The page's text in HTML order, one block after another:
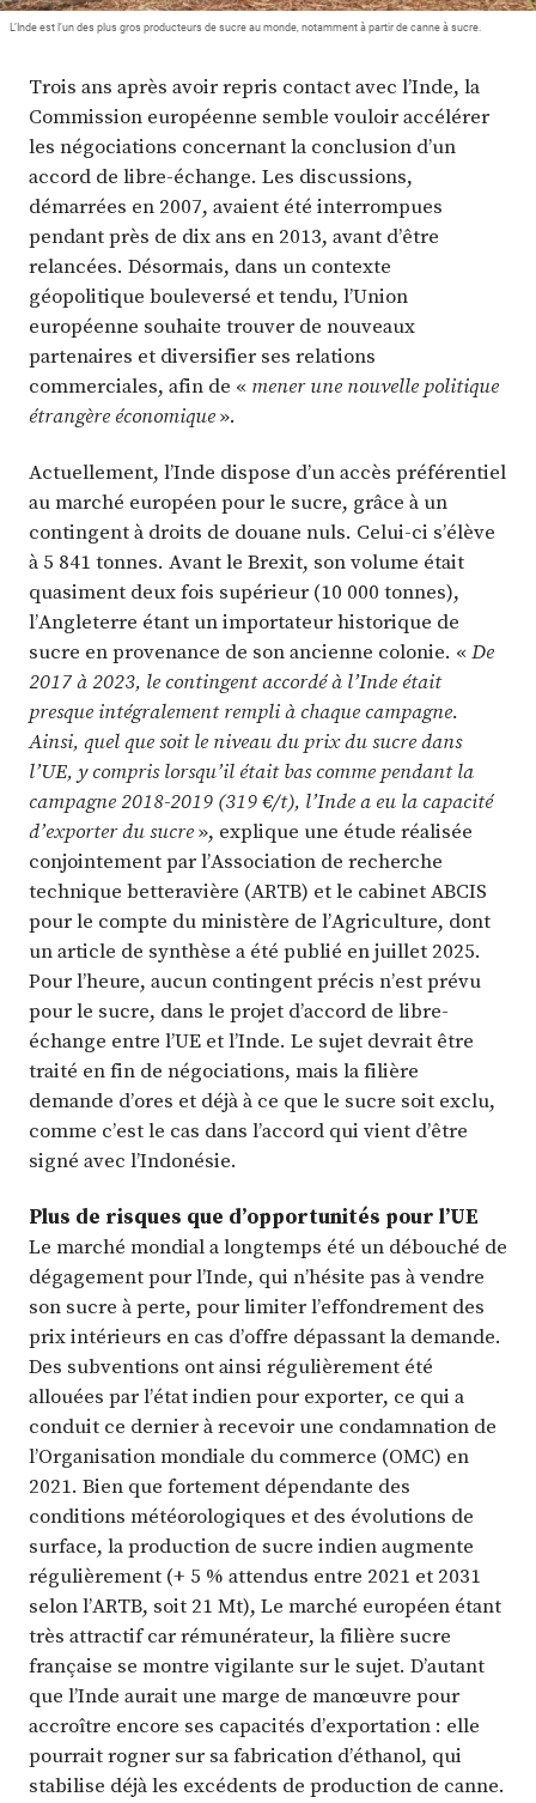
L’Inde est l’un des plus gros producteurs de sucre au monde, notamment à partir de canne à sucre.
Trois ans après avoir repris contact avec l’Inde, la
Commission européenne semble vouloir accélérer
les négociations concernant la conclusion d’un
accord de libre-échange. Les discussions,
démarrées en 2007, avaient été interrompues
pendant près de dix ans en 2013, avant d’être
relancées. Désormais, dans un contexte
géopolitique bouleversé et tendu, l’Union
européenne souhaite trouver de nouveaux
partenaires et diversifier ses relations
commerciales, afin de « mener une nouvelle politique
étrangère économique».
Actuellement, l’Inde dispose d’un accès préférentiel
au marché européen pour le sucre, grâce à un
contingent à droits de douane nuls. Celui-ci s’élève
à 5 841 tonnes. Avant le Brexit, son volume était
quasiment deux fois supérieur (10 000 tonnes),
l’Angleterre étant un importateur historique de
sucre en provenance de son ancienne colonie. «De
2017 à 2023, le contingent accordé à l’Inde était
presque intégralement rempli à chaque campagne.
Ainsi, quel que soit le niveau du prix du sucre dans
l’UE, y compris lorsqu’il était bas comme pendant la
campagne 2018-2019 (319 €/t), l’Inde a eu la capacité
d’exporter du sucre», explique une étude réalisée
conjointement par l’Association de recherche
technique betteravière (ARTB) et le cabinet ABCIS
pour le compte du ministère de l’Agriculture, dont
un article de synthèse a été publié en juillet 2025.
Pour l’heure, aucun contingent précis n’est prévu
pour le sucre, dans le projet d’accord de libre-
échange entre l’UE et l’Inde. Le sujet devrait être
traité en fin de négociations, mais la filière
demande d’ores et déjà à ce que le sucre soit exclu,
comme c’est le cas dans l’accord qui vient d’être
signé avec l’Indonésie.
Plus de risques que d’opportunités pour l’UE
Le marché mondial a longtemps été un débouché de
dégagement pour l’Inde, qui n’hésite pas à vendre
son sucre à perte, pour limiter l’effondrement des
prix intérieurs en cas d’offre dépassant la demande.
Des subventions ont ainsi régulièrement été
allouées par l’état indien pour exporter, ce qui a
conduit ce dernier à recevoir une condamnation de
l’Organisation mondiale du commerce (OMC) en
2021. Bien que fortement dépendante des
conditions météorologiques et des évolutions de
surface, la production de sucre indien augmente
régulièrement (+ 5 % attendus entre 2021 et 2031
selon l’ARTB, soit 21 Mt), Le marché européen étant
très attractif car rémunérateur, la filière sucre
française se montre vigilante sur le sujet. D’autant
que l’Inde aurait une marge de manœuvre pour
accroître encore ses capacités d’exportation : elle
pourrait rogner sur sa fabrication d’éthanol, qui
stabilise déjà les excédents de production de canne.